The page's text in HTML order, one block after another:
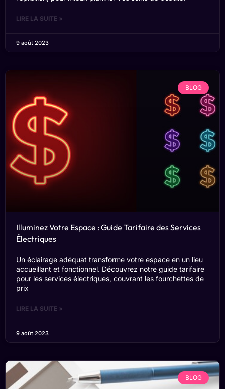
LIRE LA SUITE »
9 août 2023
BLOG
Illuminez Votre Espace : Guide Tarifaire des Services
Électriques
Un éclairage adéquat transforme votre espace en un lieu
accueillant et fonctionnel. Découvrez notre guide tarifaire
pour les services électriques, couvrant les fourchettes de
prix
LIRE LA SUITE »
9 août 2023
BLOG